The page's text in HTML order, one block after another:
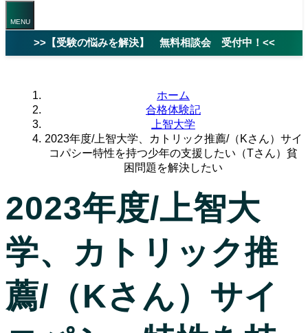
>>【受験の悩みを解決】 無料相談会 受付中！<<
ホーム
合格体験記
上智大学
2023年度/上智大学、カトリック推薦/（Kさん）サイ
コパシー特性を持つ少年の支援したい（Tさん）貧
困問題を解決したい
2023年度/上智大
学、カトリック推
薦/（Kさん）サイ